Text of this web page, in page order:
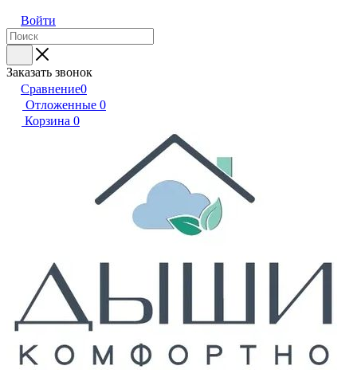
Войти
Заказать звонок
Сравнение0
Отложенные 0
Корзина 0